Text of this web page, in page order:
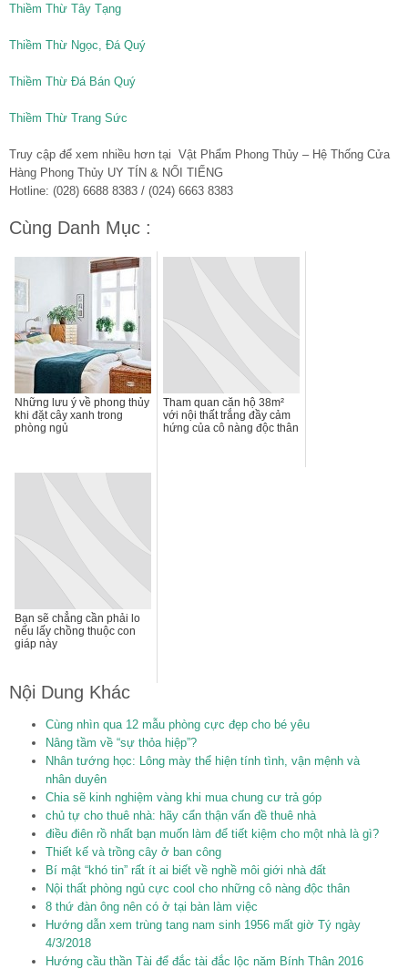
Thiềm Thừ Tây Tạng
Thiềm Thừ Ngọc, Đá Quý
Thiềm Thừ Đá Bán Quý
Thiềm Thừ Trang Sức
Truy cập để xem nhiều hơn tại Vật Phẩm Phong Thủy – Hệ Thống Cửa
Hàng Phong Thủy UY TÍN & NỔI TIẾNG
Hotline: (028) 6688 8383 / (024) 6663 8383
Cùng Danh Mục :
Những lưu ý về phong thủy
khi đặt cây xanh trong
phòng ngủ
Tham quan căn hộ 38m²
với nội thất trắng đầy cảm
hứng của cô nàng độc thân
Bạn sẽ chẳng cần phải lo
nếu lấy chồng thuộc con
giáp này
Nội Dung Khác
Cùng nhìn qua 12 mẫu phòng cực đẹp cho bé yêu
Nâng tầm về “sự thỏa hiệp”?
Nhân tướng học: Lông mày thể hiện tính tình, vận mệnh và
nhân duyên
Chia sẽ kinh nghiệm vàng khi mua chung cư trả góp
chủ tự cho thuê nhà: hãy cẩn thận vấn đề thuê nhà
điều điên rồ nhất bạn muốn làm để tiết kiệm cho một nhà là gì?
Thiết kế và trồng cây ở ban công
Bí mật “khó tin” rất ít ai biết về nghề môi giới nhà đất
Nội thất phòng ngủ cực cool cho những cô nàng độc thân
8 thứ đàn ông nên có ở tại bàn làm việc
Hướng dẫn xem trùng tang nam sinh 1956 mất giờ Tý ngày
4/3/2018
Hướng cầu thần Tài để đắc tài đắc lộc năm Bính Thân 2016